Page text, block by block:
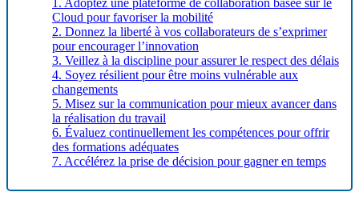
1. Adoptez une plateforme de collaboration basée sur le
Cloud pour favoriser la mobilité
2. Donnez la liberté à vos collaborateurs de s’exprimer
pour encourager l’innovation
3. Veillez à la discipline pour assurer le respect des délais
4. Soyez résilient pour être moins vulnérable aux
changements
5. Misez sur la communication pour mieux avancer dans
la réalisation du travail
6. Évaluez continuellement les compétences pour offrir
des formations adéquates
7. Accélérez la prise de décision pour gagner en temps